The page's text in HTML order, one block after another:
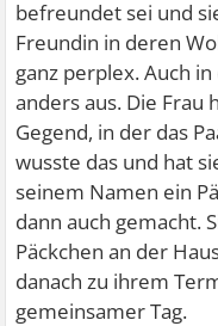
befreundet sei und
Freundin in deren
ganz perplex. Auch
anders aus. Die
Gegend, in der das
wusste das und hat
seinem Namen ein
dann auch gemacht.
Päckchen an der
danach zu ihrem
gemeinsamer Tag.